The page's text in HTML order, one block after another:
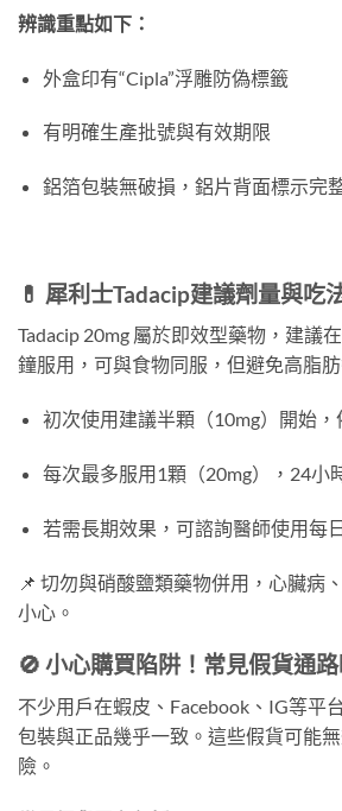
辨識重點如下：
外盒印有“Cipla”浮雕防偽標籤
有明確生產批號與有效期限
鋁箔包裝無破損，鋁片背面標示完
💊 犀利士Tadacip建議劑量與吃
Tadacip 20mg 屬於即效型藥物，建議
鐘服用，可與食物同服，但避免高脂肪
初次使用建議半顆（10mg）開始
每次最多服用1顆（20mg），24小
若需長期效果，可諮詢醫師使用每
📌 切勿與硝酸鹽類藥物併用，心臟病
小心。
🚫 小心購買陷阱！常見假貨通
不少用戶在蝦皮、Facebook、IG等平
包裝與正品幾乎一致。這些假貨可能
險。